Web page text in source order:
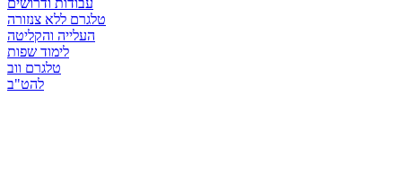
עבודות ודרושים
טלגרם ללא צנזורה
העלייה והקליטה
לימוד שפות
טלגרם ווב
להט"ב